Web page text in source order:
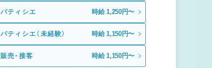
パティシエ 時給 1,250円〜
パティシエ（未経験） 時給 1,150円〜
販売・接客 時給 1,150円〜